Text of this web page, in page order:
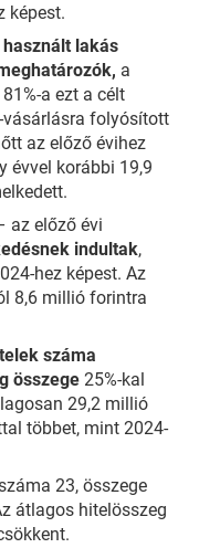
képest.
használt lakás
a
a ezt a célt
folyósított
az előző évihez
évvel korábbi 19,9
az előző évi
indultak,
hez képest. Az
8,6 millió forintra
száma
összege 25%-kal
29,2 millió
többet, mint 2024-
23, összege
átlagos hitelösszeg